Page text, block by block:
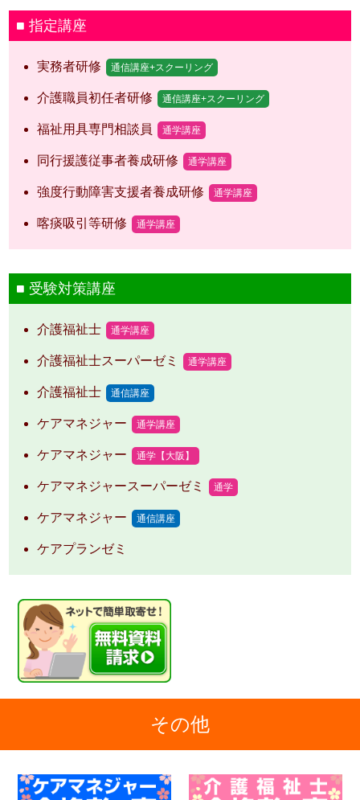
指定講座
実務者研修 通信講座+スクーリング
介護職員初任者研修 通信講座+スクーリング
福祉用具専門相談員 通学講座
同行援護従事者養成研修 通学講座
強度行動障害支援者養成研修 通学講座
喀痰吸引等研修 通学講座
受験対策講座
介護福祉士 通学講座
介護福祉士スーパーゼミ 通学講座
介護福祉士 通信講座
ケアマネジャー 通学講座
ケアマネジャー 通学【大阪】
ケアマネジャースーパーゼミ 通学
ケアマネジャー 通信講座
ケアプランゼミ
その他